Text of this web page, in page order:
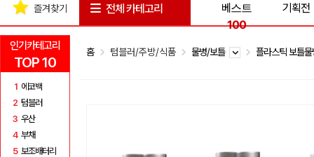
인기카테고리
TOP 10
1 에코백
2 텀블러
3 우산
4 부채
5 보조배터리
즐겨찾기 전체 카테고리
베스트
100
기획전
홈 텀블러/주방/식품 물병/보틀 플라스틱 보틀